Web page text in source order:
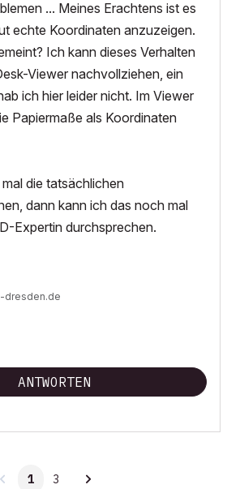
... Meines Erachtens ist es
echte Koordinaten anzuzeigen.
Ich kann dieses Verhalten
Viewer nachvollziehen, ein
ich hier leider nicht. Im Viewer
Papiermaße als Koordinaten
die tatsächlichen
dann kann ich das noch mal
Expertin durchsprechen.
dresden.de
ANTWORTEN
1 3